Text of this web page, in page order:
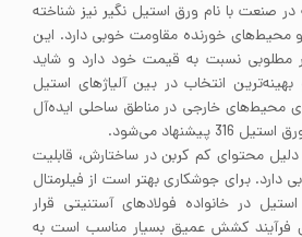
شیت استیل 304 که در صنعت با نام ورق استیل نگیر نیز شناخته
محیط‌های خورنده مقاومت خوبی دارد. این
نسبت به قیمت خود دارد و شاید
بهینه‌ترین انتخاب در بین آلیاژهای استیل
محیط‌های خارجی در مناطق ساحلی ایده‌آل
می‌شود.
شیت استیل 304 به دلیل محتوای کم کربن در ساختارش، قابلیت
دارد. برای جوشکاری بهتر است از فیلرمتال
استیل در خانواده فولادهای آستنیتی قرار
استیل 304 برای فرآیند کشش عمیق بسیار مناسب است به